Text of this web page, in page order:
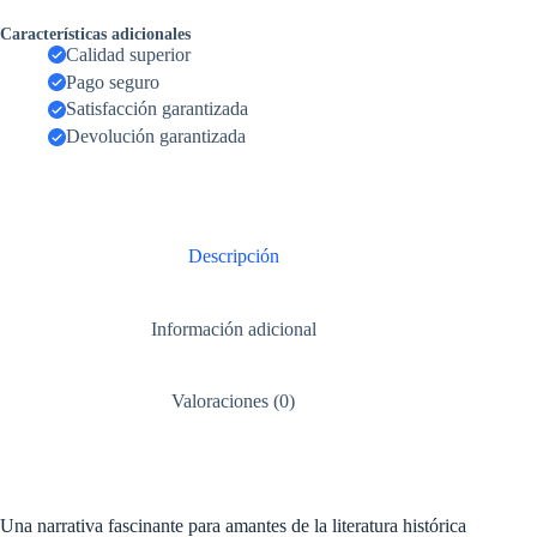
Características adicionales
Calidad superior
Pago seguro
Satisfacción garantizada
Devolución garantizada
Descripción
Información adicional
Valoraciones (0)
Una narrativa fascinante para amantes de la literatura histórica